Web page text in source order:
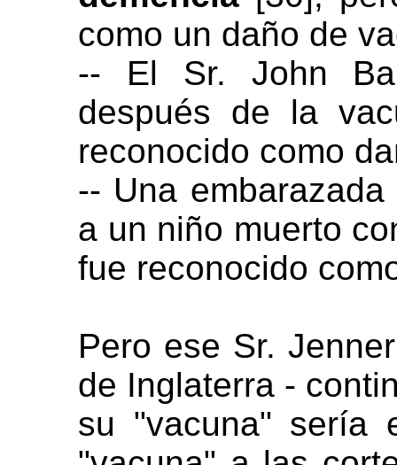
como un daño de
-- El Sr. John
después de la
reconocido como
-- Una
a un niño muerto
fue reconocido
Pero ese Sr.
de Inglaterra -
su "vacuna" sería